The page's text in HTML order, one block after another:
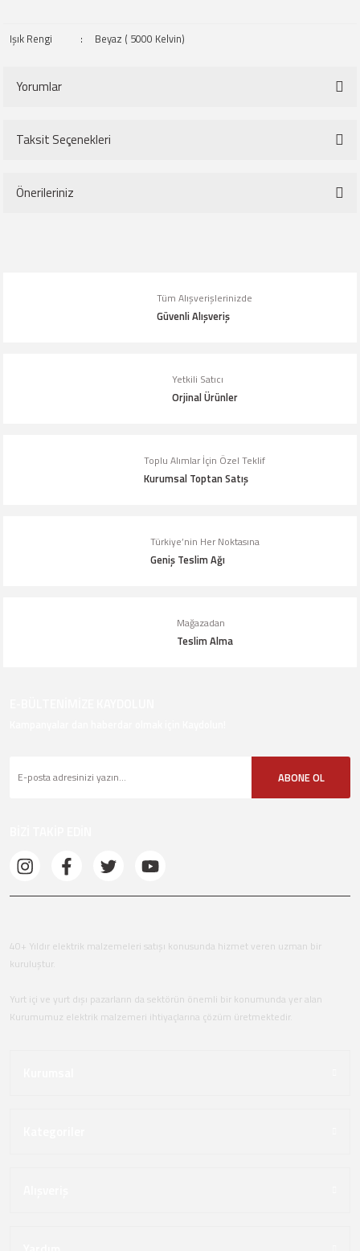
Işık Rengi : Beyaz ( 5000 Kelvin)
Yorumlar
Taksit Seçenekleri
Önerileriniz
Görüş ve önerileriniz için teşekkür ederiz.
Ürün açıklamasında eksik bilgiler bulunuyor.
Ürün bilgilerinde hatalar bulunuyor.
Gönder
Tüm Alışverişlerinizde
Güvenli Alışveriş
Yetkili Satıcı
Orjinal Ürünler
Toplu Alımlar İçin Özel Teklif
Kurumsal Toptan Satış
Türkiye’nin Her Noktasına
Geniş Teslim Ağı
Mağazadan
Teslim Alma
ABONE OL
40+ Yıldır elektrik malzemeleri satışı konusunda hizmet veren uzman bir
kuruluştur.
Yurt içi ve yurt dışı pazarların da sektörün önemli bir konumunda yer alan
Kurumumuz elektrik malzemeri ihtiyaçlarına çözüm üretmektedir.